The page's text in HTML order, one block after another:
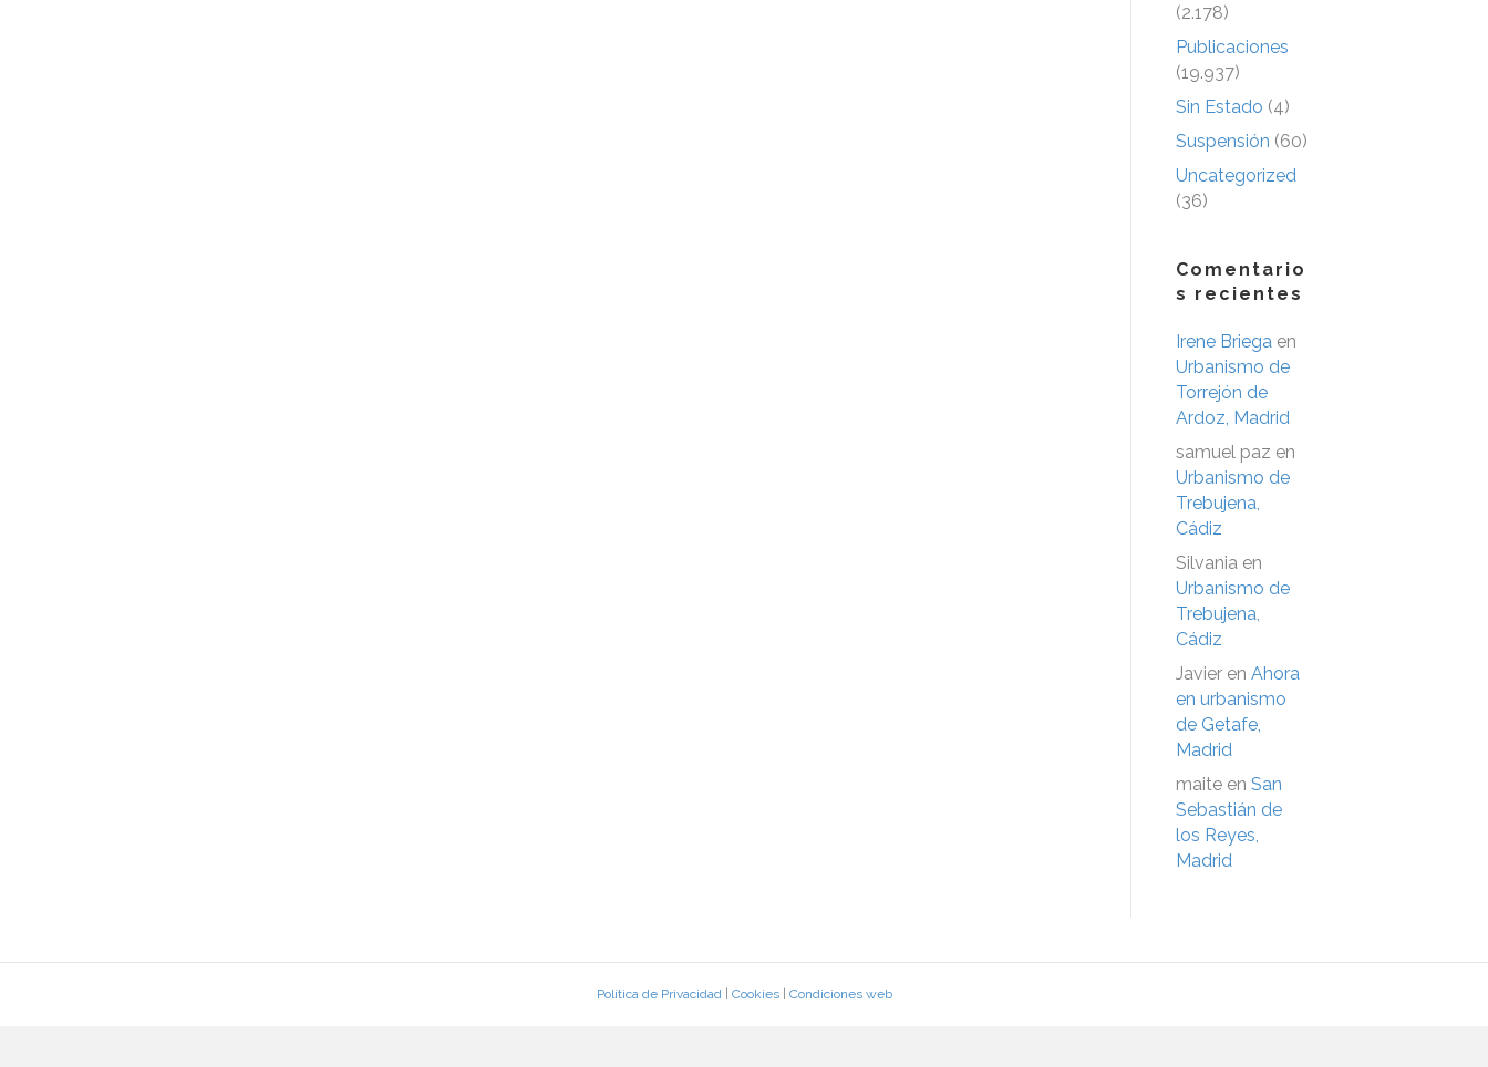
(2.178)
Publicaciones
(19.937)
Sin Estado (4)
Suspensión (60)
Uncategorized
(36)
Comentario
s recientes
Irene Briega en
Urbanismo de
Torrejón de
Ardoz, Madrid
samuel paz en
Urbanismo de
Trebujena,
Cádiz
Silvania en
Urbanismo de
Trebujena,
Cádiz
Javier en Ahora
en urbanismo
de Getafe,
Madrid
maite en San
Sebastián de
los Reyes,
Madrid
Política de Privacidad| Cookies| Condiciones web